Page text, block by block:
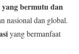
bermutu dan
nasional dan global.
yang bermanfaat